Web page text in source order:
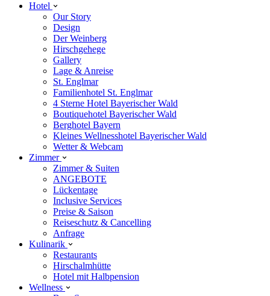
Hotel
Our Story
Design
Der Weinberg
Hirschgehege
Gallery
Lage & Anreise
St. Englmar
Familienhotel St. Englmar
4 Sterne Hotel Bayerischer Wald
Boutiquehotel Bayerischer Wald
Berghotel Bayern
Kleines Wellnesshotel Bayerischer Wald
Wetter & Webcam
Zimmer
Zimmer & Suiten
ANGEBOTE
Lückentage
Inclusive Services
Preise & Saison
Reiseschutz & Cancelling
Anfrage
Kulinarik
Restaurants
Hirschalmhütte
Hotel mit Halbpension
Wellness